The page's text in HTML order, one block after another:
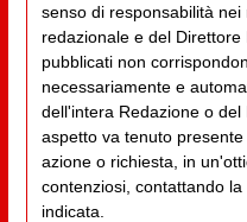
senso di responsabilità
redazionale e del
pubblicati non
necessariamente e
dell'intera Redazione o
aspetto va tenuto
azione o richiesta, in
contenziosi, contattando
indicata.